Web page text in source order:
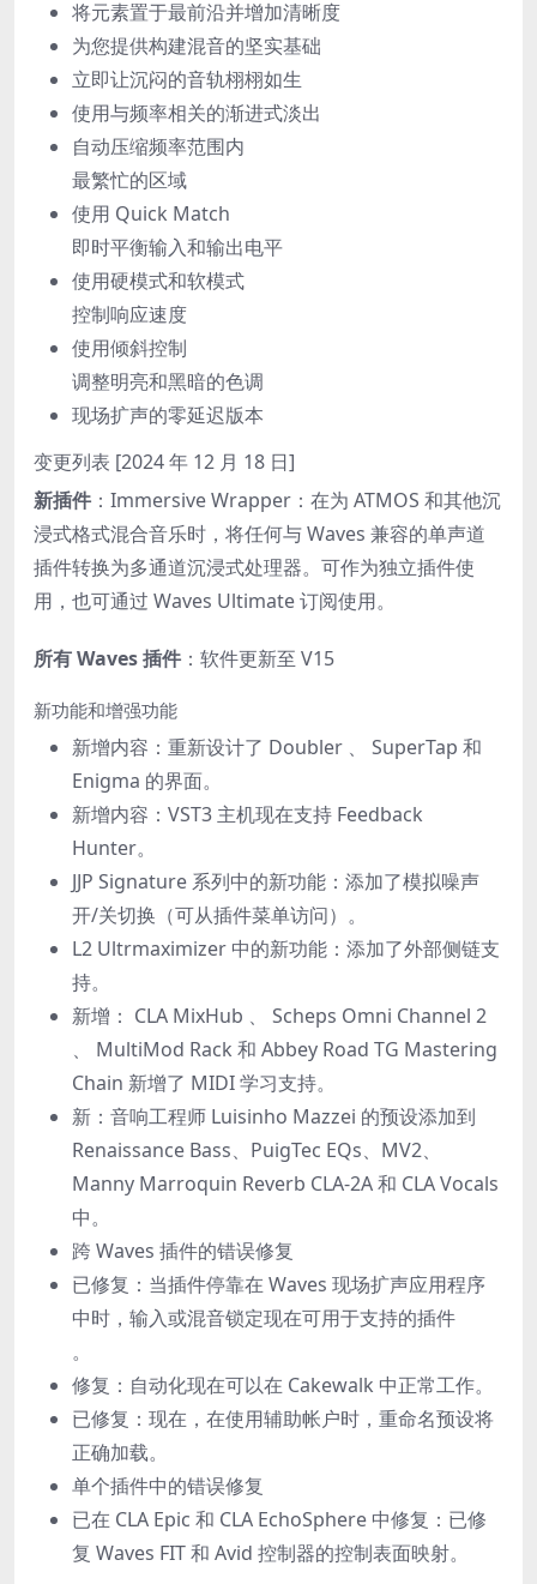
将元素置于最前沿并增加清晰度
为您提供构建混音的坚实基础
立即让沉闷的音轨栩栩如生
使用与频率相关的渐进式淡出
自动压缩频率范围内
最繁忙的区域
使用 Quick Match
即时平衡输入和输出电平
使用硬模式和软模式
控制响应速度
使用倾斜控制
调整明亮和黑暗的色调
现场扩声的零延迟版本
变更列表 [2024 年 12 月 18 日]
新插件 ：Immersive Wrapper：在为 ATMOS 和其他沉
浸式格式混合音乐时，将任何与 Waves 兼容的单声道
插件转换为多通道沉浸式处理器。可作为独立插件使
用，也可通过 Waves Ultimate 订阅使用。
所有 Waves 插件 ：软件更新至 V15
新功能和增强功能
新增内容：重新设计了 Doubler 、 SuperTap 和
Enigma 的界面。
新增内容：VST3 主机现在支持 Feedback
Hunter。
JJP Signature 系列中的新功能：添加了模拟噪声
开/关切换（可从插件菜单访问）。
L2 Ultrmaximizer 中的新功能：添加了外部侧链支
持。
新增： CLA MixHub 、 Scheps Omni Channel 2
、 MultiMod Rack 和 Abbey Road TG Mastering
Chain 新增了 MIDI 学习支持。
新：音响工程师 Luisinho Mazzei 的预设添加到
Renaissance Bass、PuigTec EQs、MV2、
Manny Marroquin Reverb CLA-2A 和 CLA Vocals
中。
跨 Waves 插件的错误修复
已修复：当插件停靠在 Waves 现场扩声应用程序
中时，输入或混音锁定现在可用于支持的插件
。
修复：自动化现在可以在 Cakewalk 中正常工作。
已修复：现在，在使用辅助帐户时，重命名预设将
正确加载。
单个插件中的错误修复
已在 CLA Epic 和 CLA EchoSphere 中修复：已修
复 Waves FIT 和 Avid 控制器的控制表面映射。